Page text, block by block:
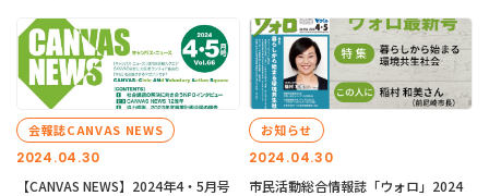
2024.04.30
会報誌CANVAS NEWS
【CANVAS NEWS】2024年4・5月号
2024.04.30
お知らせ
市民活動総合情報誌「ウォロ」2024